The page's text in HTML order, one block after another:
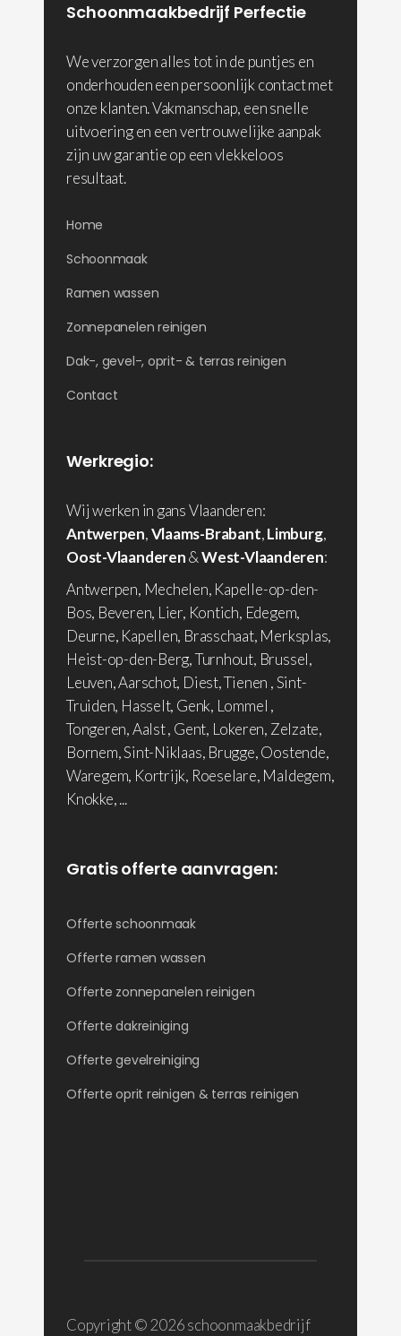
Schoonmaakbedrijf Perfectie
We verzorgen alles tot in de puntjes en
onderhouden een persoonlijk contact met
onze klanten. Vakmanschap, een snelle
uitvoering en een vertrouwelijke aanpak
zijn uw garantie op een vlekkeloos
resultaat.
Home
Schoonmaak
Ramen wassen
Zonnepanelen reinigen
Dak-, gevel-, oprit- & terras reinigen
Contact
Werkregio:
Wij werken in gans Vlaanderen:
Antwerpen,Vlaams-Brabant,Limburg,
Oost-Vlaanderen&West-Vlaanderen:
Antwerpen, Mechelen, Kapelle-op-den-
Bos, Beveren, Lier, Kontich, Edegem,
Deurne, Kapellen, Brasschaat, Merksplas,
Heist-op-den-Berg, Turnhout, Brussel,
Leuven, Aarschot, Diest, Tienen , Sint-
Truiden, Hasselt, Genk, Lommel ,
Tongeren, Aalst , Gent, Lokeren, Zelzate,
Bornem, Sint-Niklaas, Brugge, Oostende,
Waregem, Kortrijk, Roeselare, Maldegem,
Knokke, ...
Gratis offerte aanvragen:
Offerte schoonmaak
Offerte ramen wassen
Offerte zonnepanelen reinigen
Offerte dakreiniging
Offerte gevelreiniging
Offerte oprit reinigen & terras reinigen
Copyright © 2026 schoonmaakbedrijf